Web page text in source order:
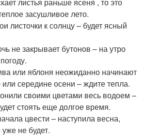
засушливое лето.
листочки к солнцу – будет ясный
не закрывает бутонов – на утро
или яблоня неожиданно начинают
или середине осени – ждите тепла.
своими цветами весь водоем –
стоять еще долгое время.
цвести – наступила весна,
не будет.